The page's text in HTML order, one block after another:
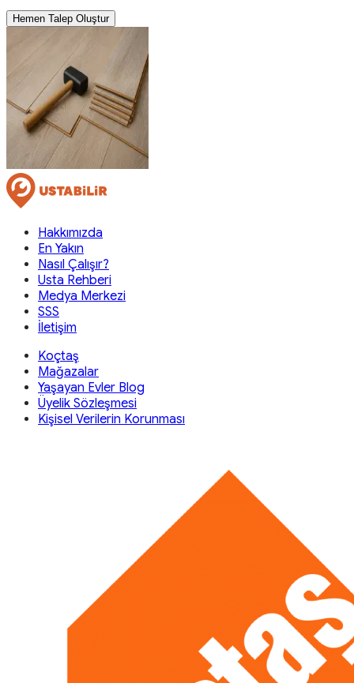
Hemen Talep Oluştur
Hakkımızda
En Yakın
Nasıl Çalışır?
Usta Rehberi
Medya Merkezi
SSS
İletişim
Koçtaş
Mağazalar
Yaşayan Evler Blog
Üyelik Sözleşmesi
Kişisel Verilerin Korunması